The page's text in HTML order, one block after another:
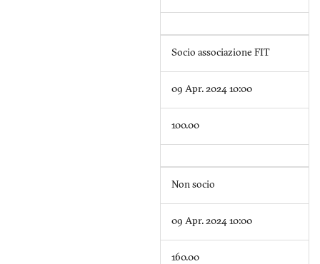
Socio associazione FIT
09 Apr. 2024 10:00
100.00
Non socio
09 Apr. 2024 10:00
160.00